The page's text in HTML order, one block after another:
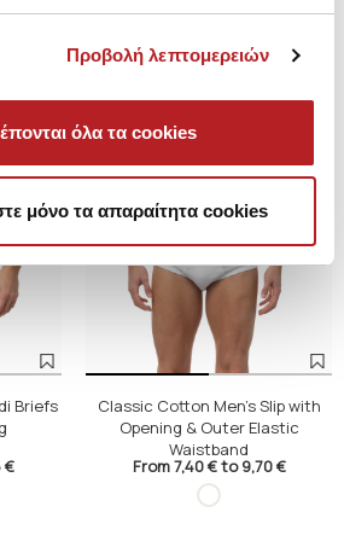
Προβολή λεπτομερειών
όλα τα cookies
μόνο τα απαραίτητα cookies
Briefs
€
Classic Cotton Men's Slip with
Opening & Outer Elastic
Waistband
From 7,40 € to 9,70 €